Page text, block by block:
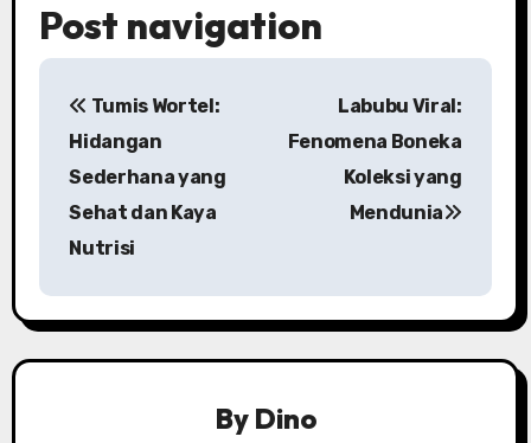
Post navigation
Tumis Wortel:
Hidangan
Sederhana yang
Sehat dan Kaya
Nutrisi
Labubu Viral:
Fenomena Boneka
Koleksi yang
Mendunia
By Dino